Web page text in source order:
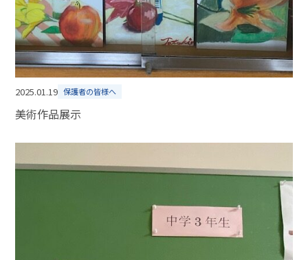
2025.01.19 保護者の皆様へ
美術作品展示